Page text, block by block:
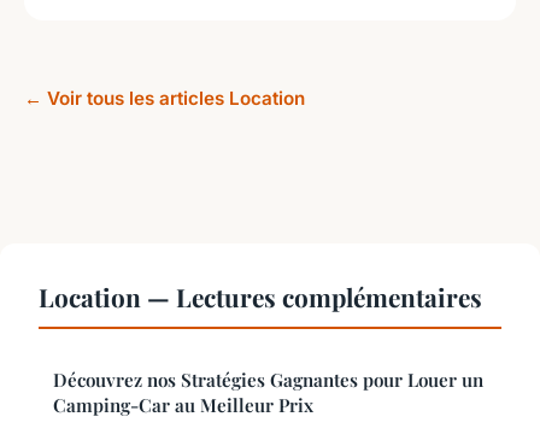
← Voir tous les articles Location
Location — Lectures complémentaires
Découvrez nos Stratégies Gagnantes pour Louer un
Camping-Car au Meilleur Prix